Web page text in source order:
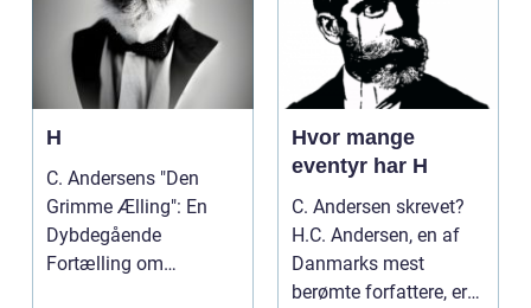
H
C. Andersens "Den
Grimme Ælling": En
Dybdegående
Fortælling om
Hvor mange
eventyr har H
C. Andersen skrevet?
H.C. Andersen, en af
Danmarks mest
berømte forfattere, er